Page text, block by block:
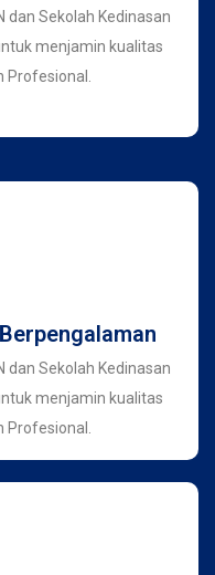
dan Sekolah Kedinasan
menjamin kualitas
dan Sekolah Kedinasan
menjamin kualitas
Profesional.